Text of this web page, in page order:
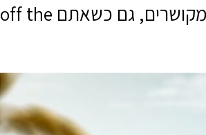
חברת Iridium מציעה את הגאדג'ט המושלם שיאפשר לכם להיות מקושרים, גם כשאתם off the